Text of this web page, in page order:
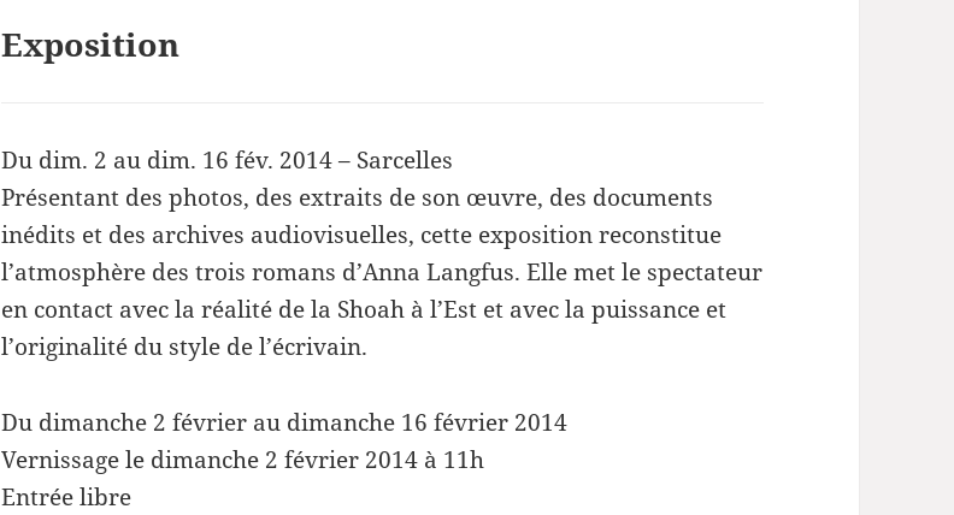
Exposition
Du dim. 2 au dim. 16 fév. 2014 – Sarcelles
Présentant des photos, des extraits de son œuvre, des documents
inédits et des archives audiovisuelles, cette exposition reconstitue
l’atmosphère des trois romans d’Anna Langfus. Elle met le spectateur
en contact avec la réalité de la Shoah à l’Est et avec la puissance et
l’originalité du style de l’écrivain.
Du dimanche 2 février au dimanche 16 février 2014
Vernissage le dimanche 2 février 2014 à 11h
Entrée libre